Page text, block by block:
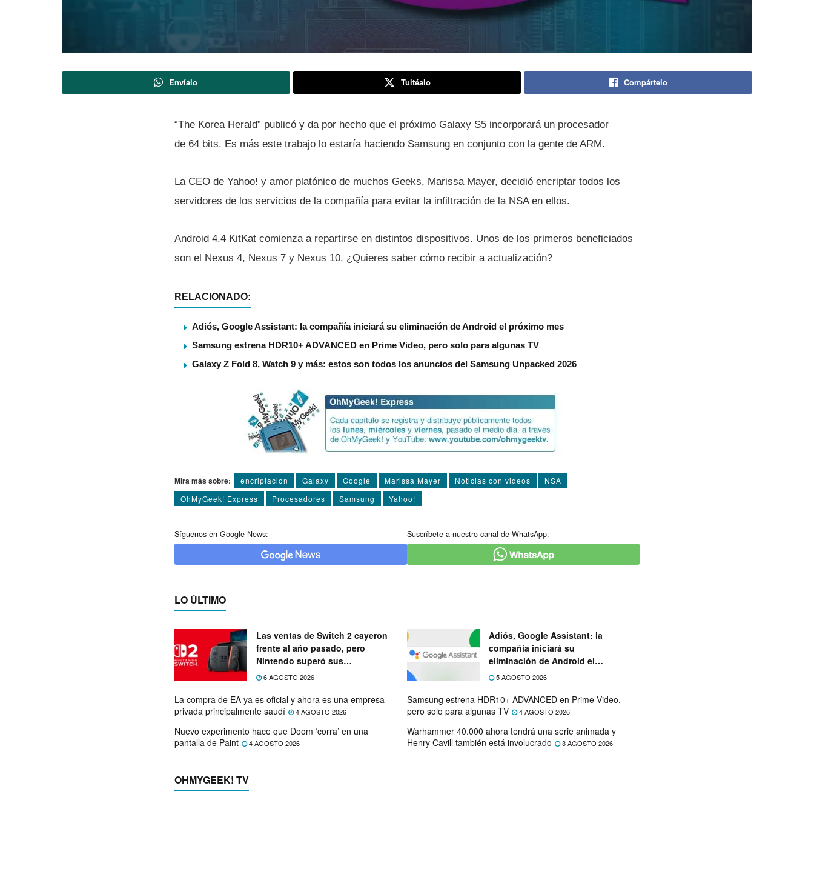
Envíalo Tuitéalo Compártelo
“The Korea Herald” publicó y da por hecho que el próximo Galaxy S5 incorporará un procesador
de 64 bits. Es más este trabajo lo estarí­a haciendo Samsung en conjunto con la gente de ARM.
La CEO de Yahoo! y amor platónico de muchos Geeks, Marissa Mayer, decidió encriptar todos los
servidores de los servicios de la compañí­a para evitar la infiltración de la NSA en ellos.
Android 4.4 KitKat comienza a repartirse en distintos dispositivos. Unos de los primeros beneficiados
son el Nexus 4, Nexus 7 y Nexus 10. ¿Quieres saber cómo recibir a actualización?
RELACIONADO:
Adiós, Google Assistant: la compañía iniciará su eliminación de Android el próximo mes
Samsung estrena HDR10+ ADVANCED en Prime Video, pero solo para algunas TV
Galaxy Z Fold 8, Watch 9 y más: estos son todos los anuncios del Samsung Unpacked 2026
Mira más sobre: encriptacion Galaxy Google Marissa Mayer Noticias con videos
NSA
OhMyGeek! Express
Procesadores Samsung Yahoo!
Síguenos en Google News: Suscríbete a nuestro canal de WhatsApp:
LO ÚLTIMO
Las ventas de Switch 2 cayeron
frente al año pasado, pero
Nintendo superó sus
expectativas
6 AGOSTO 2026
Adiós, Google Assistant: la
compañía iniciará su
eliminación de Android el
próximo mes
5 AGOSTO 2026
La compra de EA ya es oficial y ahora es una empresa
privada principalmente saudí
4 AGOSTO 2026
Samsung estrena HDR10+ ADVANCED en Prime Video,
pero solo para algunas TV
4 AGOSTO 2026
Nuevo experimento hace que Doom ‘corra’ en una
pantalla de Paint
4 AGOSTO 2026
Warhammer 40.000 ahora tendrá una serie animada y
Henry Cavill también está involucrado
3 AGOSTO 2026
OHMYGEEK! TV